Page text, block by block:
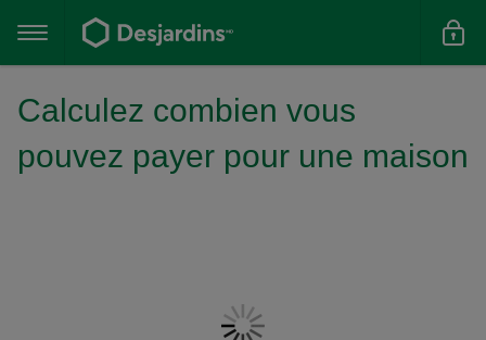
au Menu
principal
Calculez combien vous
pouvez payer pour une maison